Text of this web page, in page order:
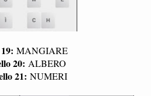
MANGIARE
20: ALBERO
21: NUMERI